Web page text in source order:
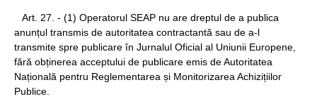
Art. 27. - (1) Operatorul SEAP nu are dreptul de a publica
anunțul transmis de autoritatea contractantă sau de a-l
transmite spre publicare în Jurnalul Oficial al Uniunii Europene,
fără obținerea acceptului de publicare emis de Autoritatea
Națională pentru Reglementarea și Monitorizarea Achizițiilor
Publice.